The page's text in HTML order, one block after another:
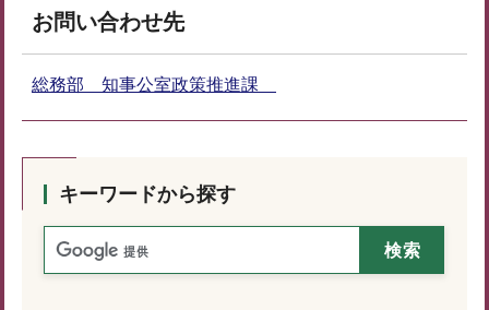
お問い合わせ先
総務部 知事公室政策推進課
キーワードから探す